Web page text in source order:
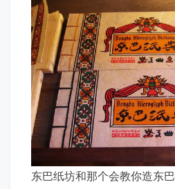
东巴纸坊和那个会教你造东